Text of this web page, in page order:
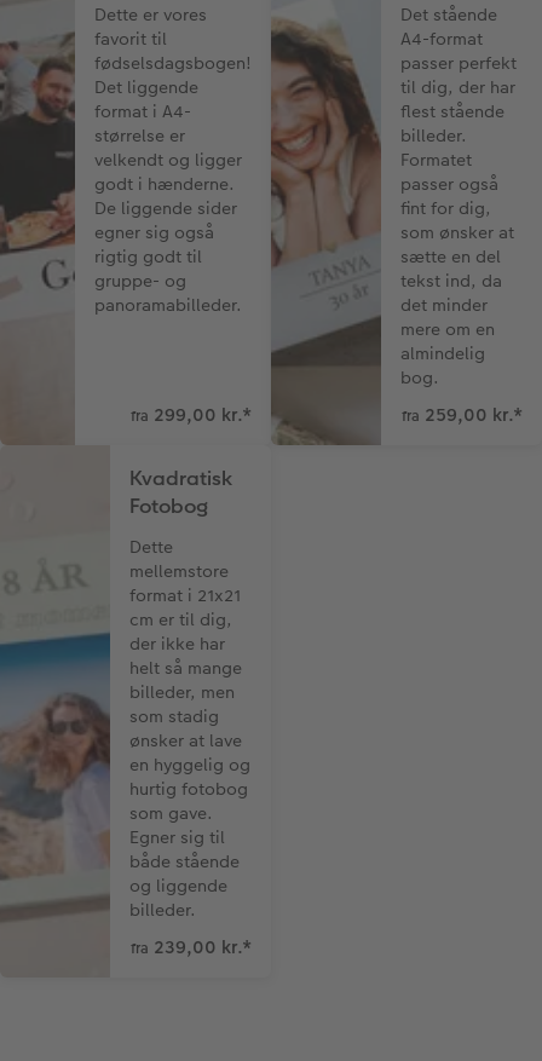
Dette er vores
favorit til
fødselsdagsbogen!
Det liggende
format i A4-
størrelse er
velkendt og ligger
godt i hænderne.
De liggende sider
egner sig også
rigtig godt til
gruppe- og
panoramabilleder.
fra 299,00 kr.*
Det stående
A4-format
passer perfekt
til dig, der har
flest stående
billeder.
Formatet
passer også
fint for dig,
som ønsker at
sætte en del
tekst ind, da
det minder
mere om en
almindelig
bog.
fra 259,00 kr.*
Kvadratisk
Fotobog
Dette
mellemstore
format i 21x21
cm er til dig,
der ikke har
helt så mange
billeder, men
som stadig
ønsker at lave
en hyggelig og
hurtig fotobog
som gave.
Egner sig til
både stående
og liggende
billeder.
fra 239,00 kr.*